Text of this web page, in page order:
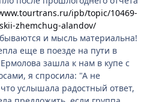
ipb/topic/10469-
zhemchug-alandov/
и мысль материальна!
еще в поезде на пути в
зашла к нам в купе с
я спросила: "А не
услышала радостный ответ,